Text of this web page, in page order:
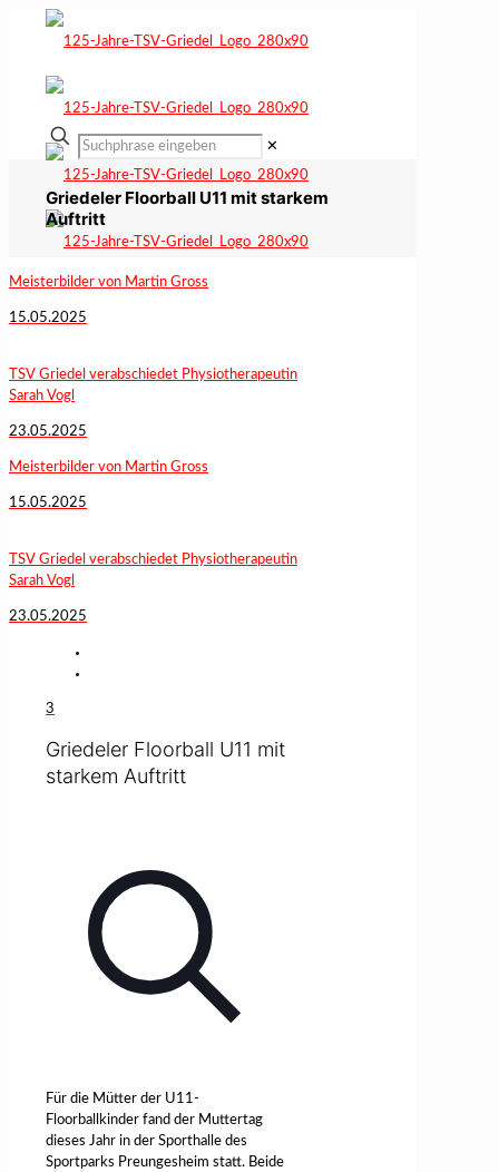
✕
Griedeler Floorball U11 mit starkem
Auftritt
Meisterbilder von Martin Gross
15.05.2025
TSV Griedel verabschiedet Physiotherapeutin
Sarah Vogl
23.05.2025
Meisterbilder von Martin Gross
15.05.2025
TSV Griedel verabschiedet Physiotherapeutin
Sarah Vogl
23.05.2025
3
Griedeler Floorball U11 mit
starkem Auftritt
Für die Mütter der U11-
Floorballkinder fand der Muttertag
dieses Jahr in der Sporthalle des
Sportparks Preungesheim statt. Beide